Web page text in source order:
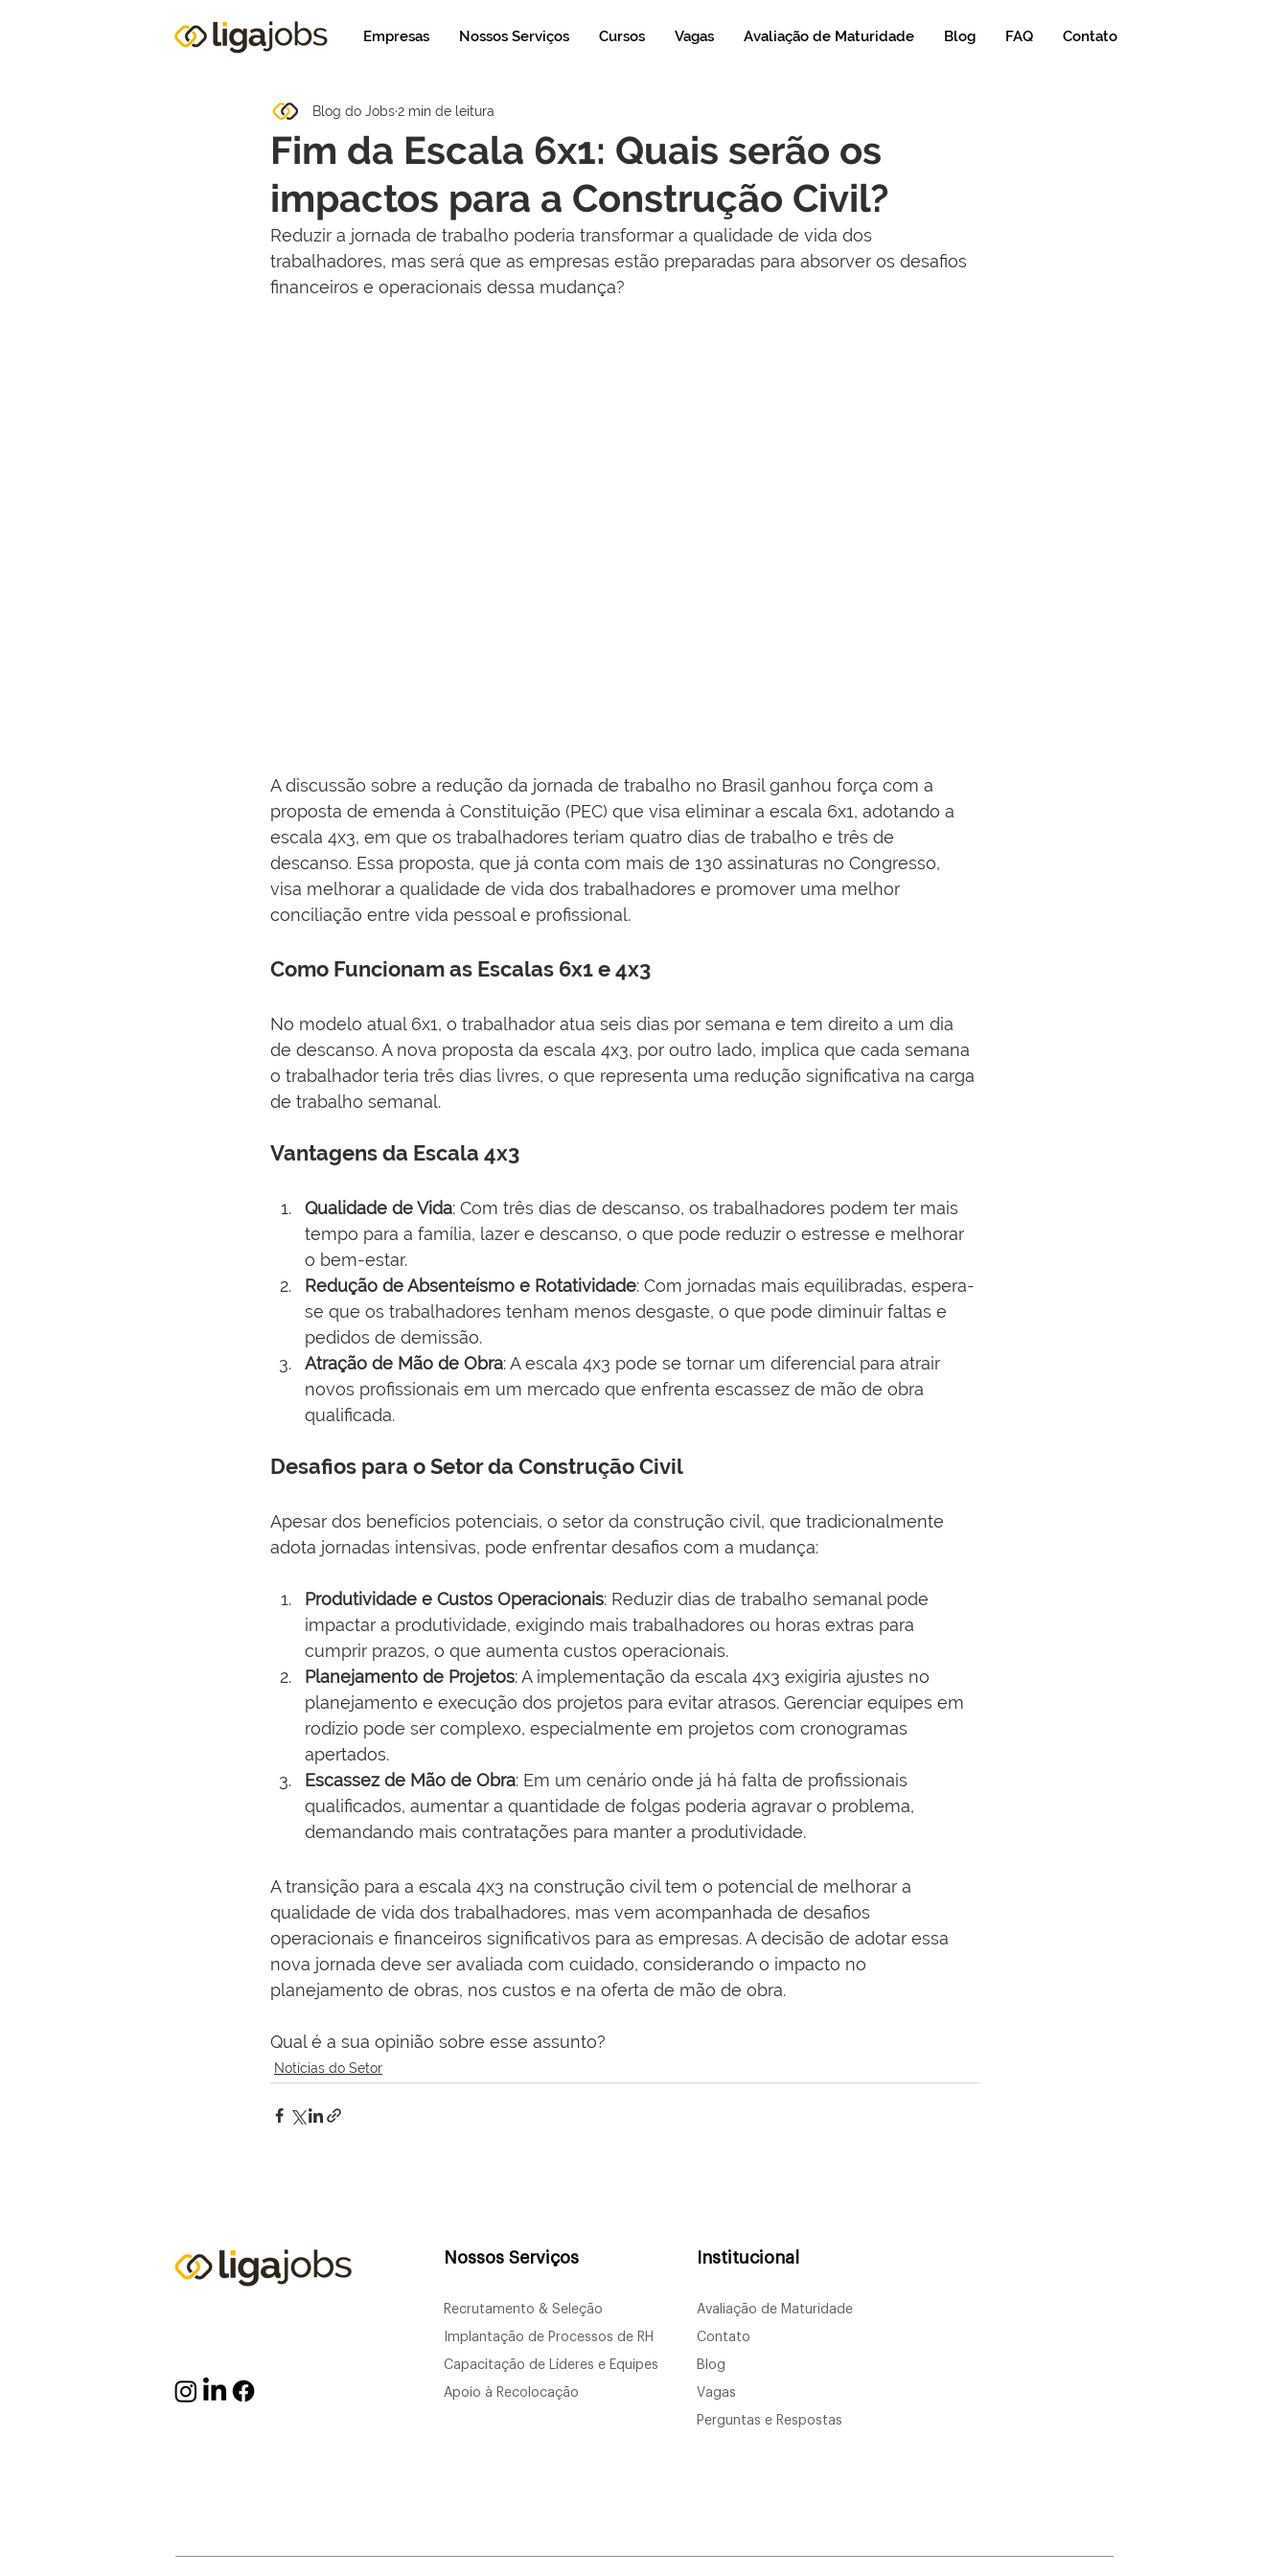
Empresas Nossos Serviços Cursos Vagas Avaliação de Maturidade Blog FAQ Contato
Fim da Escala 6x1: Quais serão os
impactos para a Construção Civil?
Blog do Jobs2 min de leitura
Reduzir a jornada de trabalho poderia transformar a qualidade de vida dos
trabalhadores, mas será que as empresas estão preparadas para absorver os desafios
financeiros e operacionais dessa mudança?
A discussão sobre a redução da jornada de trabalho no Brasil ganhou força com a
proposta de emenda à Constituição (PEC) que visa eliminar a escala 6x1, adotando a
escala 4x3, em que os trabalhadores teriam quatro dias de trabalho e três de
descanso. Essa proposta, que já conta com mais de 130 assinaturas no Congresso,
visa melhorar a qualidade de vida dos trabalhadores e promover uma melhor
conciliação entre vida pessoal e profissional.
Como Funcionam as Escalas 6x1 e 4x3
No modelo atual 6x1, o trabalhador atua seis dias por semana e tem direito a um dia
de descanso. A nova proposta da escala 4x3, por outro lado, implica que cada semana
o trabalhador teria três dias livres, o que representa uma redução significativa na carga
de trabalho semanal.
Vantagens da Escala 4x3
Qualidade de Vida: Com três dias de descanso, os trabalhadores podem ter mais
tempo para a família, lazer e descanso, o que pode reduzir o estresse e melhorar
o bem-estar.
Redução de Absenteísmo e Rotatividade: Com jornadas mais equilibradas, espera-
se que os trabalhadores tenham menos desgaste, o que pode diminuir faltas e
pedidos de demissão.
Atração de Mão de Obra: A escala 4x3 pode se tornar um diferencial para atrair
novos profissionais em um mercado que enfrenta escassez de mão de obra
qualificada.
Desafios para o Setor da Construção Civil
Apesar dos benefícios potenciais, o setor da construção civil, que tradicionalmente
adota jornadas intensivas, pode enfrentar desafios com a mudança:
Produtividade e Custos Operacionais: Reduzir dias de trabalho semanal pode
impactar a produtividade, exigindo mais trabalhadores ou horas extras para
cumprir prazos, o que aumenta custos operacionais.
Planejamento de Projetos: A implementação da escala 4x3 exigiria ajustes no
planejamento e execução dos projetos para evitar atrasos. Gerenciar equipes em
rodízio pode ser complexo, especialmente em projetos com cronogramas
apertados.
Escassez de Mão de Obra: Em um cenário onde já há falta de profissionais
qualificados, aumentar a quantidade de folgas poderia agravar o problema,
demandando mais contratações para manter a produtividade.
A transição para a escala 4x3 na construção civil tem o potencial de melhorar a
qualidade de vida dos trabalhadores, mas vem acompanhada de desafios
operacionais e financeiros significativos para as empresas. A decisão de adotar essa
nova jornada deve ser avaliada com cuidado, considerando o impacto no
planejamento de obras, nos custos e na oferta de mão de obra.
Qual é a sua opinião sobre esse assunto?
Notícias do Setor
Nossos Serviços
Recrutamento & Seleção
Implantação de Processos de RH
Capacitação de Líderes e Equipes
Apoio à Recolocação
Institucional
Avaliação de Maturidade
Contato
Blog
Vagas
Perguntas e Respostas